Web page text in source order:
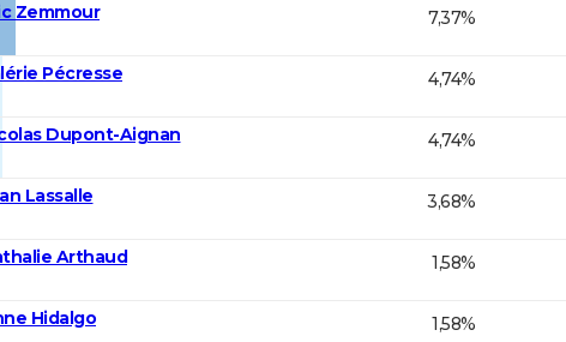
Zemmour 7,37%
Pécresse 4,74%
Dupont-Aignan 4,74%
Lassalle 3,68%
Arthaud 1,58%
Hidalgo 1,58%